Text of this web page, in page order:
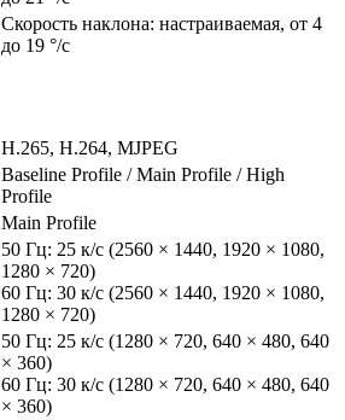
Скорость наклона: настраиваемая, от 4
до 19 °/с
H.265, H.264, MJPEG
Baseline Profile / Main Profile / High
Profile
Main Profile
50 Гц: 25 к/с (2560 × 1440, 1920 × 1080,
1280 × 720)
60 Гц: 30 к/с (2560 × 1440, 1920 × 1080,
1280 × 720)
50 Гц: 25 к/с (1280 × 720, 640 × 480, 640
× 360)
60 Гц: 30 к/с (1280 × 720, 640 × 480, 640
× 360)